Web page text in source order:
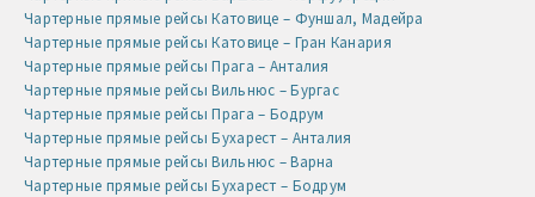
Чартерные прямые рейсы Катовице – Фуншал, Мадейра
Чартерные прямые рейсы Катовице – Гран Канария
Чартерные прямые рейсы Прага – Анталия
Чартерные прямые рейсы Вильнюс – Бургас
Чартерные прямые рейсы Прага – Бодрум
Чартерные прямые рейсы Бухарест – Анталия
Чартерные прямые рейсы Вильнюс – Варна
Чартерные прямые рейсы Бухарест – Бодрум